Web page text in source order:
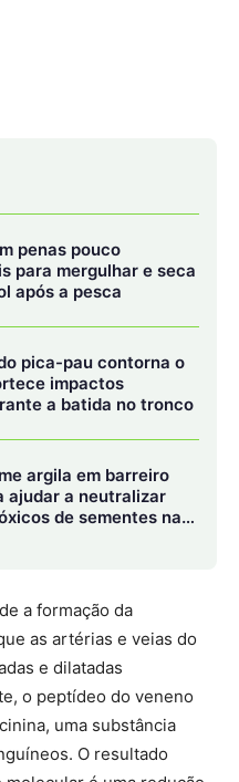
a formação da
as artérias e veias do
e dilatadas
o peptídeo do veneno
uma substância
O resultado
é uma redução
vascular
arterial decline de
laboratórios norte-
para resistir à
O
CAPTOPRIL A
DA JARARACA
PARA O